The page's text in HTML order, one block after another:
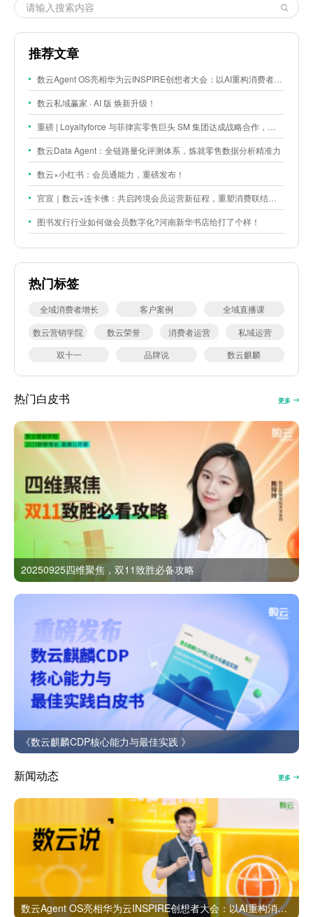
推荐文章
数云Agent OS亮相华为云INSPIRE创想者大会：以AI重构消费者运营与零售营销新范式
数云私域赢家 · AI 版 焕新升级！
重磅 | Loyaltyforce 与菲律宾零售巨头 SM 集团达成战略合作，携手开启 SMAC 会员数智化运营新征程
数云Data Agent：全链路量化评测体系，炼就零售数据分析精准力
数云×小红书：会员通能力，重磅发布！
官宣｜数云×连卡佛：共启跨境会员运营新征程，重塑消费联结新体验
图书发行行业如何做会员数字化?河南新华书店给打了个样！
热门标签
全域消费者增长 客户案例
全域直播课
数云营销学院
数云荣誉 消费者运营
私域运营
双十一
品牌说 数云麒麟
热门白皮书 更多
20250925四维聚焦，双11致胜必备攻略
《数云麒麟CDP核心能力与最佳实践 》
新闻动态 更多
数云Agent OS亮相华为云INSPIRE创想者大会：以AI重构消费者运营与零售营销新范式